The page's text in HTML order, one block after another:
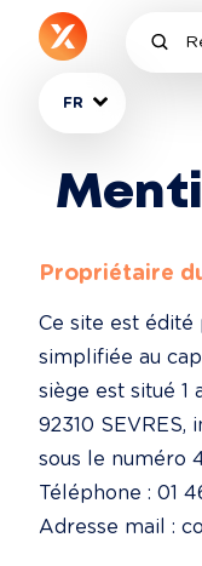
FR
Propriétaire
Ce site est édité
simplifiée au
siège est situé 1
92310 SEVRES,
sous le numéro
Téléphone : 01
Adresse mail :